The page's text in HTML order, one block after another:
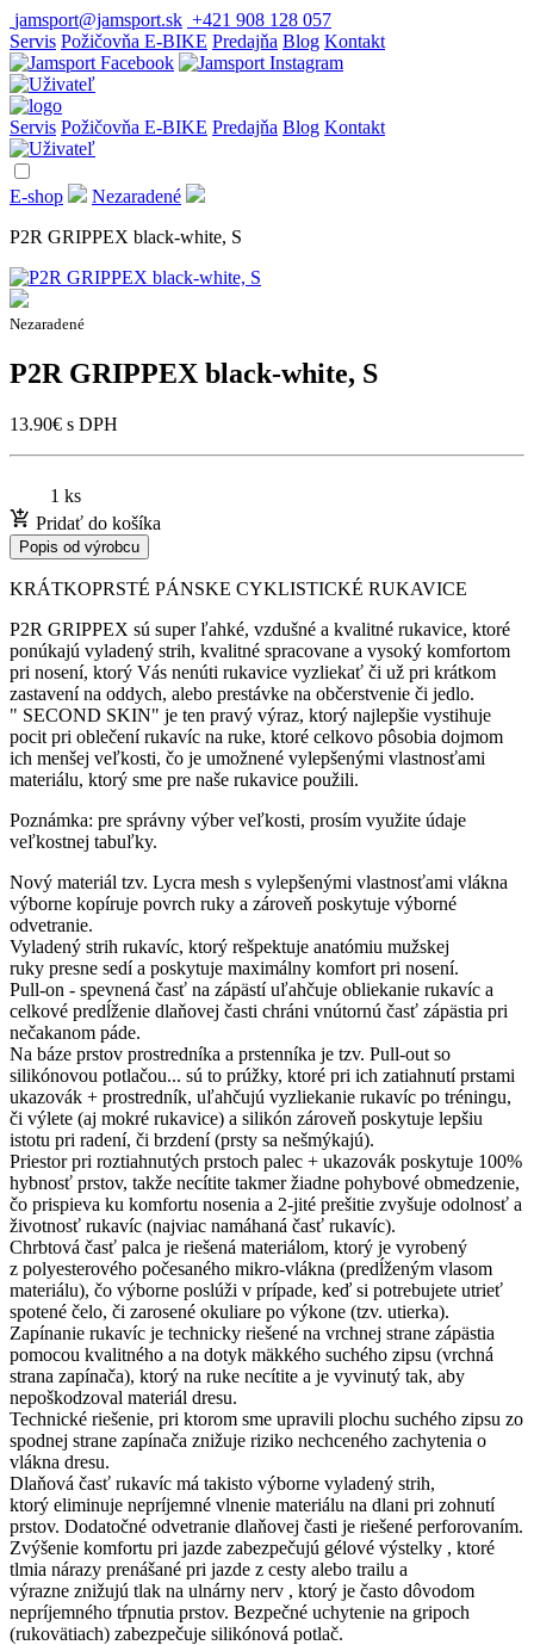
jamsport@jamsport.sk +421 908 128 057
Servis Požičovňa E-BIKE Predajňa Blog Kontakt
Servis Požičovňa E-BIKE Predajňa Blog Kontakt
E-shop
Nezaradené
P2R GRIPPEX black-white, S
Nezaradené
P2R GRIPPEX black-white, S
13.90€ s DPH
1 ks
Pridať do košíka
Popis od výrobcu
KRÁTKOPRSTÉ PÁNSKE CYKLISTICKÉ RUKAVICE
P2R GRIPPEX sú super ľahké, vzdušné a kvalitné rukavice, ktoré
ponúkajú vyladený strih, kvalitné spracovane a vysoký komfortom
pri nosení, ktorý Vás nenúti rukavice vyzliekať či už pri krátkom
zastavení na oddych, alebo prestávke na občerstvenie či jedlo.
" SECOND SKIN" je ten pravý výraz, ktorý najlepšie vystihuje
pocit pri oblečení rukavíc na ruke, ktoré celkovo pôsobia dojmom
ich menšej veľkosti, čo je umožnené vylepšenými vlastnosťami
materiálu, ktorý sme pre naše rukavice použili.
Poznámka: pre správny výber veľkosti, prosím využite údaje
veľkostnej tabuľky.
Nový materiál tzv. Lycra mesh s vylepšenými vlastnosťami vlákna
výborne kopíruje povrch ruky a zároveň poskytuje výborné
odvetranie.
Vyladený strih rukavíc, ktorý rešpektuje anatómiu mužskej
ruky presne sedí a poskytuje maximálny komfort pri nosení.
Pull-on - spevnená časť na zápästí uľahčuje obliekanie rukavíc a
celkové predĺženie dlaňovej časti chráni vnútornú časť zápästia pri
nečakanom páde.
Na báze prstov prostredníka a prstenníka je tzv. Pull-out so
silikónovou potlačou... sú to prúžky, ktoré pri ich zatiahnutí prstami
ukazovák + prostredník, uľahčujú vyzliekanie rukavíc po tréningu,
či výlete (aj mokré rukavice) a silikón zároveň poskytuje lepšiu
istotu pri radení, či brzdení (prsty sa nešmýkajú).
Priestor pri roztiahnutých prstoch palec + ukazovák poskytuje 100%
hybnosť prstov, takže necítite takmer žiadne pohybové obmedzenie,
čo prispieva ku komfortu nosenia a 2-jité prešitie zvyšuje odolnosť a
životnosť rukavíc (najviac namáhaná časť rukavíc).
Chrbtová časť palca je riešená materiálom, ktorý je vyrobený
z polyesterového počesaného mikro-vlákna (predĺženým vlasom
materiálu), čo výborne poslúži v prípade, keď si potrebujete utrieť
spotené čelo, či zarosené okuliare po výkone (tzv. utierka).
Zapínanie rukavíc je technicky riešené na vrchnej strane zápästia
pomocou kvalitného a na dotyk mäkkého suchého zipsu (vrchná
strana zapínača), ktorý na ruke necítite a je vyvinutý tak, aby
nepoškodzoval materiál dresu.
Technické riešenie, pri ktorom sme upravili plochu suchého zipsu zo
spodnej strane zapínača znižuje riziko nechceného zachytenia o
vlákna dresu.
Dlaňová časť rukavíc má takisto výborne vyladený strih,
ktorý eliminuje nepríjemné vlnenie materiálu na dlani pri zohnutí
prstov. Dodatočné odvetranie dlaňovej časti je riešené perforovaním.
Zvýšenie komfortu pri jazde zabezpečujú gélové výstelky , ktoré
tlmia nárazy prenášané pri jazde z cesty alebo trailu a
výrazne znižujú tlak na ulnárny nerv , ktorý je často dôvodom
nepríjemného tŕpnutia prstov. Bezpečné uchytenie na gripoch
(rukovätiach) zabezpečuje silikónová potlač.